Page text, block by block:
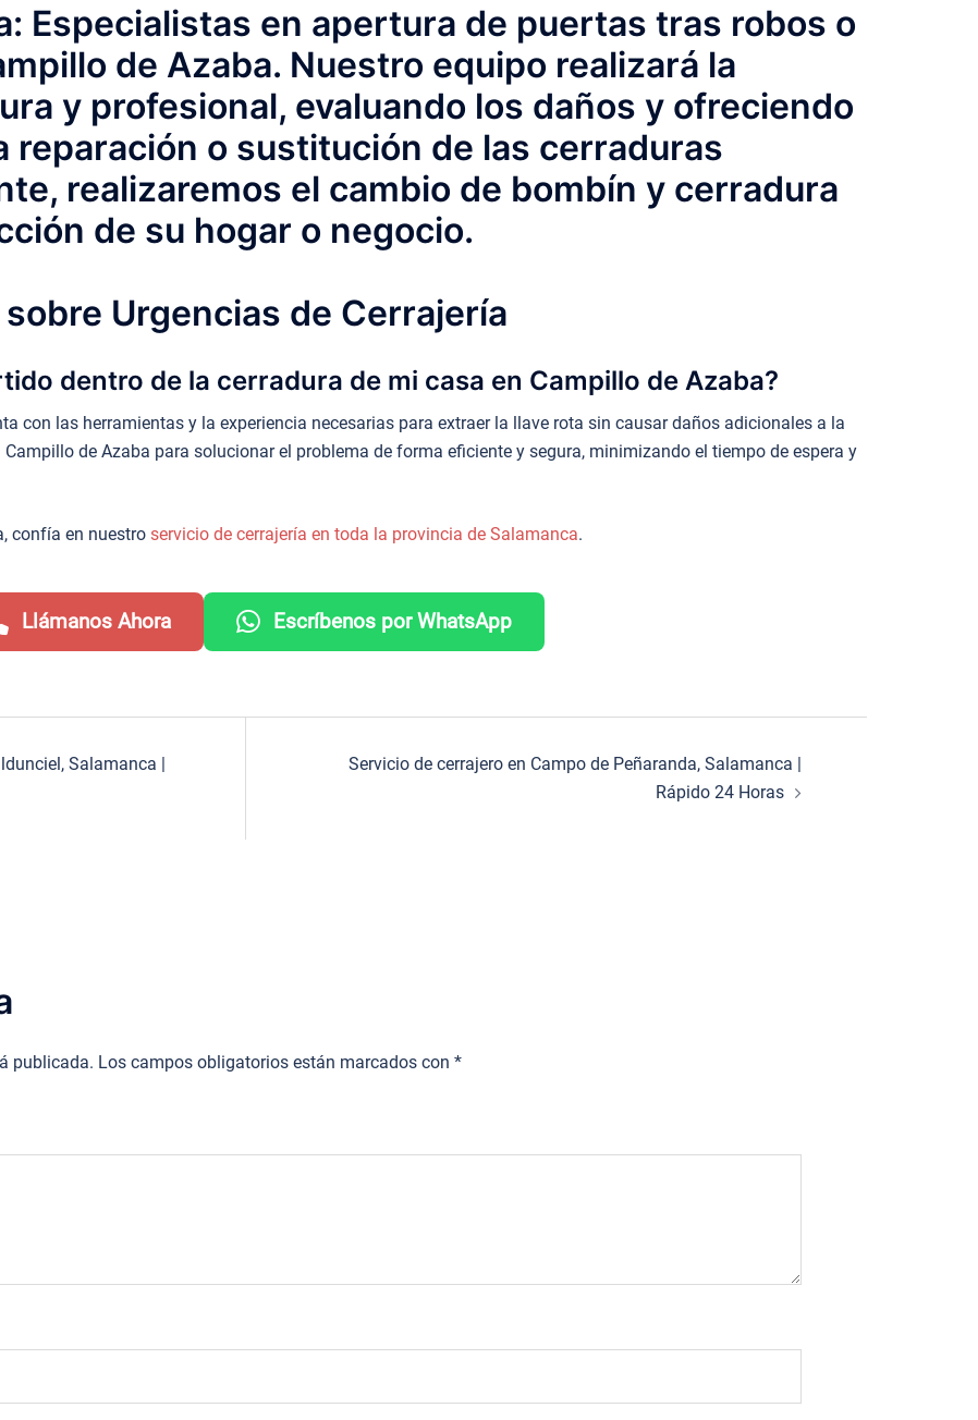
Especialistas en apertura de puertas tras robos o
de Azaba. Nuestro equipo realizará la
y profesional, evaluando los daños y ofreciendo
reparación o sustitución de las cerraduras
realizaremos el cambio de bombín y cerradura
de su hogar o negocio.
Urgencias de Cerrajería
dentro de la cerradura de mi casa en Campillo de Azaba?
con las herramientas y la experiencia necesarias para extraer la llave rota sin causar daños adicionales a la
de Azaba para solucionar el problema de forma eficiente y segura, minimizando el tiempo de espera y
confía en nuestro servicio de cerrajería en toda la provincia de Salamanca.
Llámanos Ahora Escríbenos por WhatsApp
Salamanca |
Servicio de cerrajero en Campo de Peñaranda, Salamanca |
Rápido 24 Horas
publicada. Los campos obligatorios están marcados con *